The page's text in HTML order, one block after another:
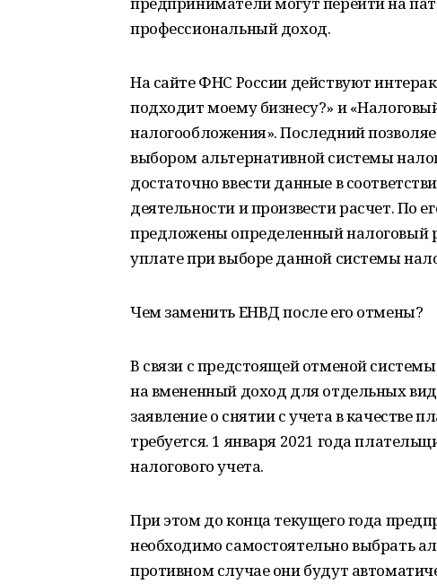
профессиональный доход.
На сайте ФНС России действуют
подходит моему бизнесу?» и
налогообложения». Последний
выбором альтернативной системы
достаточно ввести данные в
деятельности и произвести расчет. По
предложены определенный налоговый
уплате при выборе данной системы
Чем заменить ЕНВД после его отмены?
В связи с предстоящей отменой
на вмененный доход для отдельных
заявление о снятии с учета в качестве
требуется. 1 января 2021 года
налогового учета.
При этом до конца текущего года
необходимо самостоятельно выбрать
противном случае они будут